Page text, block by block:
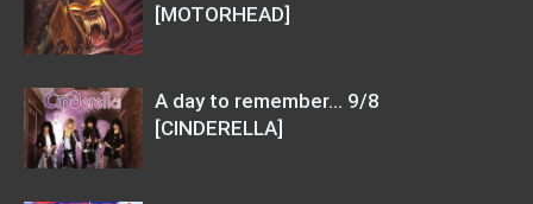
[MOTORHEAD]
A day to remember… 9/8
[CINDERELLA]